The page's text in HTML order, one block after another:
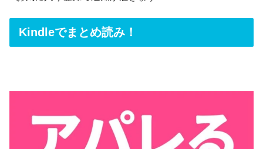
Kindleでまとめ読み！